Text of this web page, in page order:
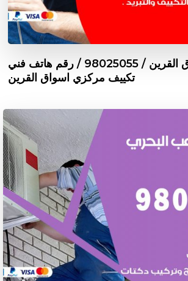
رقم تكييف اسواق القرين / 98025055 / رقم هاتف فني
تكييف مركزي اسواق القرين